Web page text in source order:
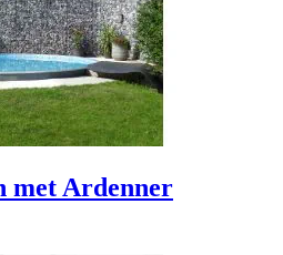
met Ardenner